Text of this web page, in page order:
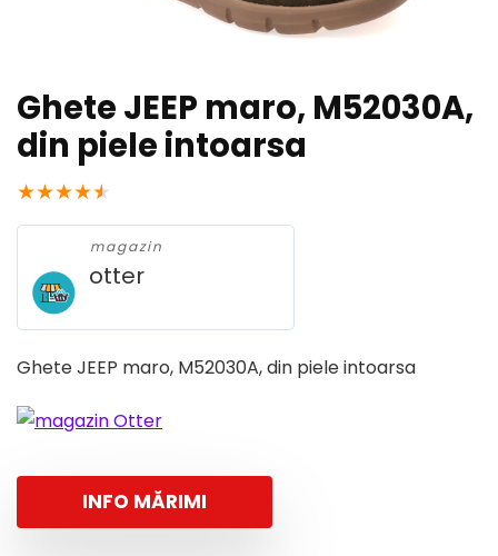
Ghete JEEP maro, M52030A,
din piele intoarsa
★★★★★
magazin
otter
Ghete JEEP maro, M52030A, din piele intoarsa
INFO MĂRIMI